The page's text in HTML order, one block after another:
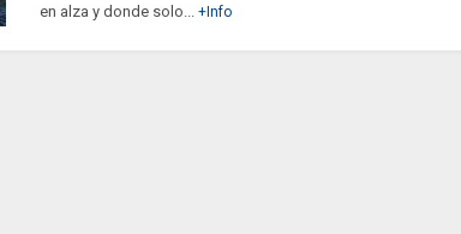
en alza y donde solo... +Info